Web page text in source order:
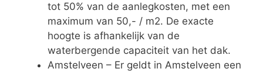
tot 50% van de aanlegkosten, met een
maximum van 50,- / m2. De exacte
hoogte is afhankelijk van de
waterbergende capaciteit van het dak.
Amstelveen – Er geldt in Amstelveen een